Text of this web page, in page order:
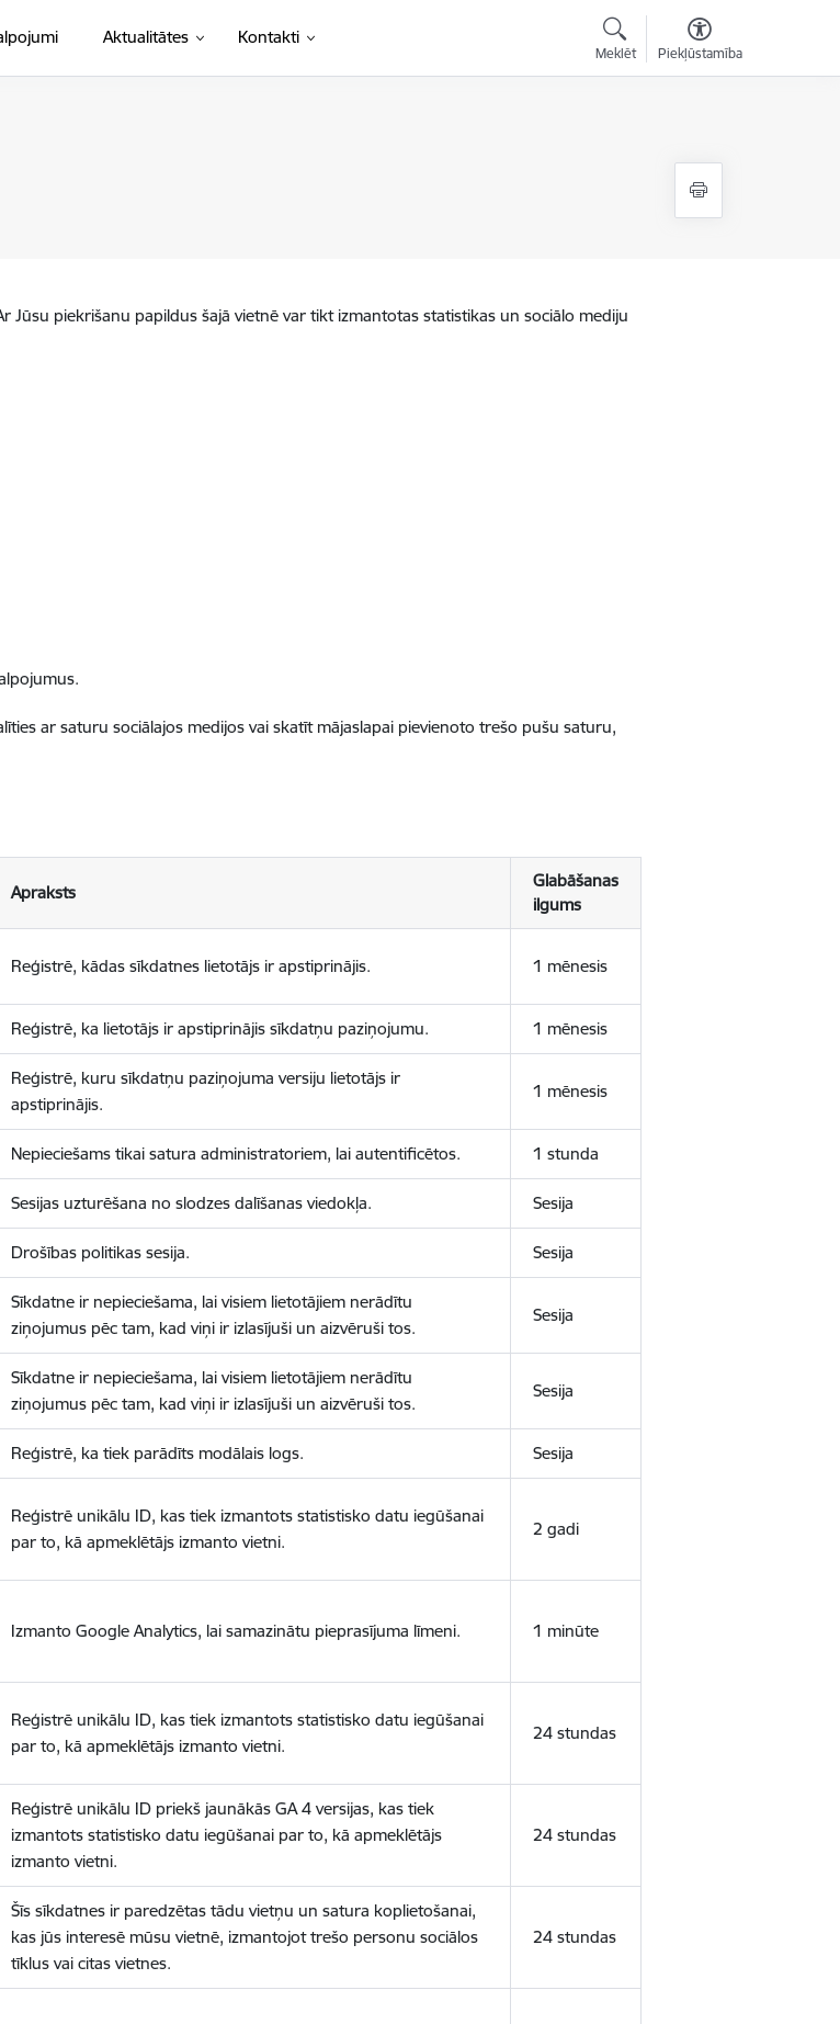
Aktualitātes Kontakti
Meklēt Piekļūstamība
piekrišanu papildus šajā vietnē var tikt izmantotas statistikas un sociālo mediju
ar saturu sociālajos medijos vai skatīt mājaslapai pievienoto trešo pušu saturu,
Apraksts
Glabāšanas
ilgums
Reģistrē, kādas sīkdatnes lietotājs ir apstiprinājis. 1 mēnesis
Reģistrē, ka lietotājs ir apstiprinājis sīkdatņu paziņojumu. 1 mēnesis
Reģistrē, kuru sīkdatņu paziņojuma versiju lietotājs ir
apstiprinājis.
1 mēnesis
Nepieciešams tikai satura administratoriem, lai autentificētos. 1 stunda
Sesijas uzturēšana no slodzes dalīšanas viedokļa. Sesija
Drošības politikas sesija. Sesija
Sīkdatne ir nepieciešama, lai visiem lietotājiem nerādītu
ziņojumus pēc tam, kad viņi ir izlasījuši un aizvēruši tos.
Sesija
Sīkdatne ir nepieciešama, lai visiem lietotājiem nerādītu
ziņojumus pēc tam, kad viņi ir izlasījuši un aizvēruši tos.
Sesija
Reģistrē, ka tiek parādīts modālais logs. Sesija
Reģistrē unikālu ID, kas tiek izmantots statistisko datu iegūšanai
par to, kā apmeklētājs izmanto vietni.
2 gadi
Izmanto Google Analytics, lai samazinātu pieprasījuma līmeni. 1 minūte
Reģistrē unikālu ID, kas tiek izmantots statistisko datu iegūšanai
par to, kā apmeklētājs izmanto vietni.
24 stundas
Reģistrē unikālu ID priekš jaunākās GA 4 versijas, kas tiek
izmantots statistisko datu iegūšanai par to, kā apmeklētājs
izmanto vietni.
24 stundas
Šīs sīkdatnes ir paredzētas tādu vietņu un satura koplietošanai,
kas jūs interesē mūsu vietnē, izmantojot trešo personu sociālos
tīklus vai citas vietnes.
24 stundas